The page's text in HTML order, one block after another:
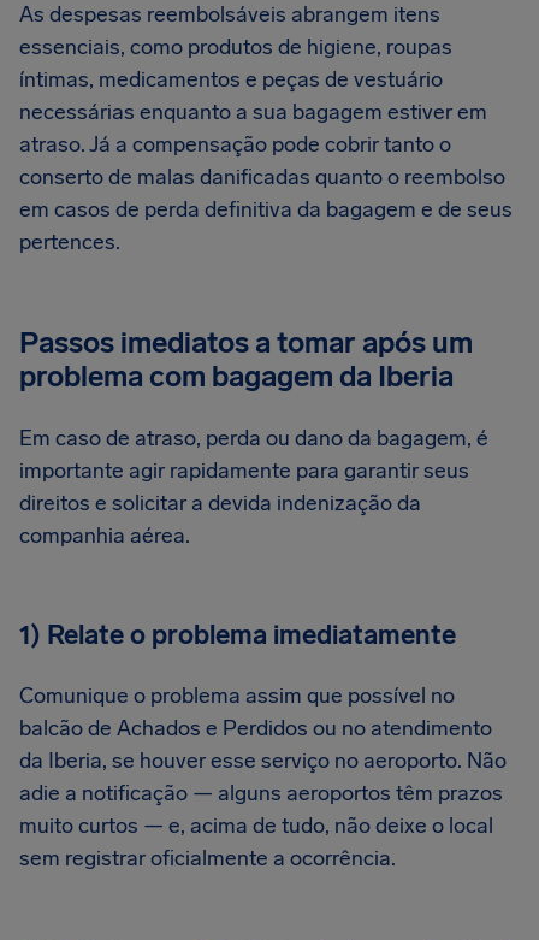
As despesas reembolsáveis abrangem itens
essenciais, como produtos de higiene, roupas
íntimas, medicamentos e peças de vestuário
necessárias enquanto a sua bagagem estiver em
atraso. Já a compensação pode cobrir tanto o
conserto de malas danificadas quanto o reembolso
em casos de perda definitiva da bagagem e de seus
pertences.
Passos imediatos a tomar após um
problema com bagagem da Iberia
Em caso de atraso, perda ou dano da bagagem, é
importante agir rapidamente para garantir seus
direitos e solicitar a devida indenização da
companhia aérea.
1) Relate o problema imediatamente
Comunique o problema assim que possível no
balcão de Achados e Perdidos ou no atendimento
da Iberia, se houver esse serviço no aeroporto. Não
adie a notificação — alguns aeroportos têm prazos
muito curtos — e, acima de tudo, não deixe o local
sem registrar oficialmente a ocorrência.